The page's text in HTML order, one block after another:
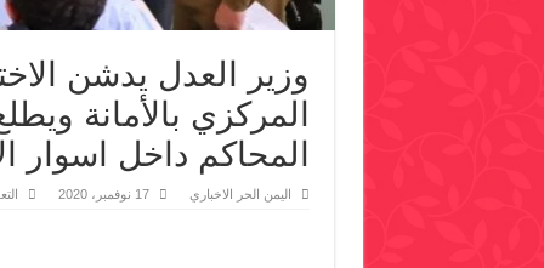
وزير العدل يدشن
المركزي بالأمانة
المحاكم داخل اسوار
اليمن الحر الاخباري 17 نوفمبر، 2020